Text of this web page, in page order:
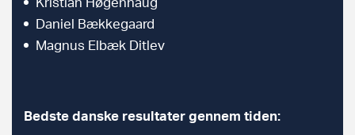
Daniel Bækkegaard
Magnus Elbæk Ditlev
Bedste danske resultater gennem tiden: